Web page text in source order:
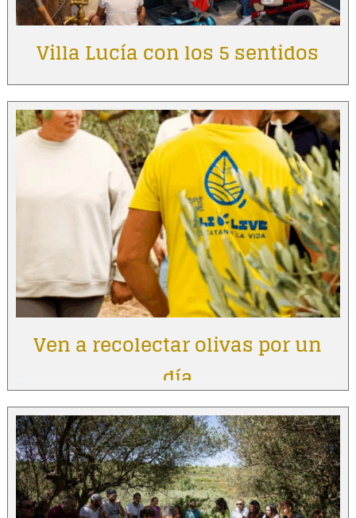
Villa Lucía con los 5 sentidos
Ven a recolectar olivas por un
día